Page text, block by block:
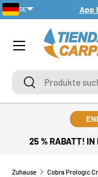
DIREKT ZUM INHALT
App
SuchenSuchen
25 % RABATT! IN
Zuhause Cobra Prologic
DE